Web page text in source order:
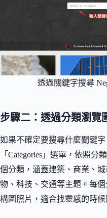
透過關鍵字搜尋
步驟二：透過分類瀏覽
如果不確定要搜尋什麼關鍵
「Categories」選單，依照分
個分類，涵蓋建築、商業、
物、科技、交通等主題。每
構圖照片，適合找靈感的時候